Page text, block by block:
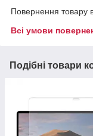
Повернення товару
Всі умови
Подібні товари